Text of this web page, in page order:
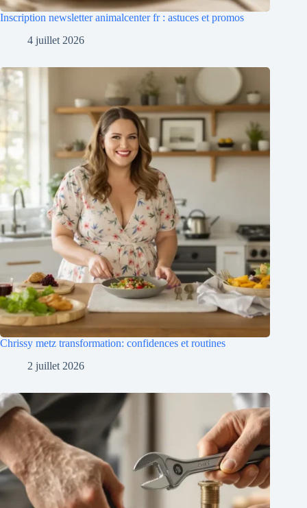
Inscription newsletter animalcenter fr : astuces et promos
4 juillet 2026
Chrissy metz transformation: confidences et routines
2 juillet 2026